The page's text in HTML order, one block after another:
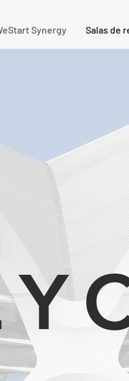
Synergy Salas de